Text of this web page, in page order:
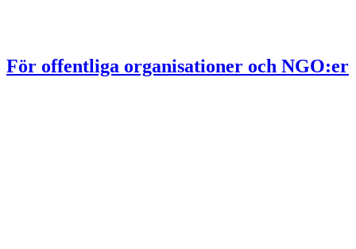
För offentliga organisationer och NGO:er